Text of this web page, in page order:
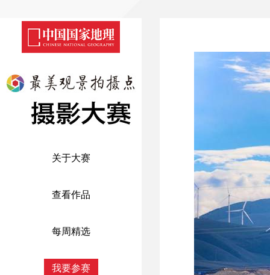
关于大赛
查看作品
每周精选
我要参赛